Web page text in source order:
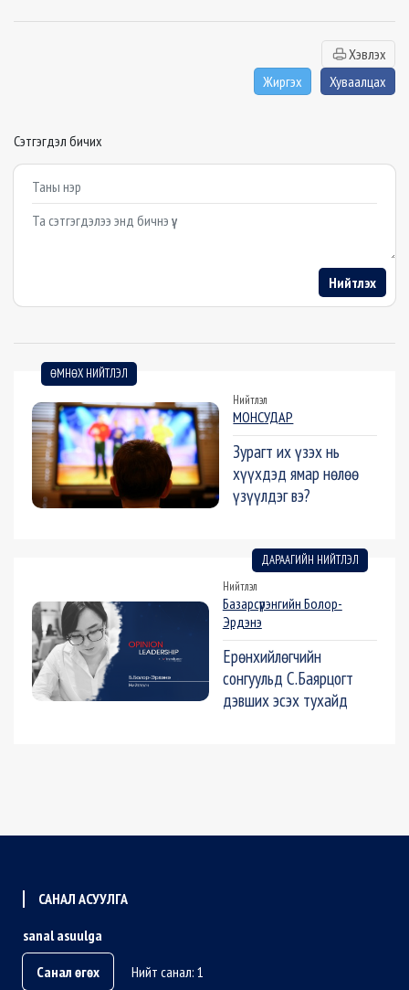
Хэвлэх
Жиргэх
Хуваалцах
Сэтгэгдэл бичих
Example textarea
Нийтлэх
ӨМНӨХ НИЙТЛЭЛ
Нийтлэл
МОНСУДАР
Зурагт их үзэх нь
хүүхдэд ямар нөлөө
үзүүлдэг вэ?
ДАРААГИЙН НИЙТЛЭЛ
Нийтлэл
Базарсүрэнгийн Болор-
Эрдэнэ
Ерөнхийлөгчийн
сонгуульд С.Баярцогт
дэвших эсэх тухайд
САНАЛ АСУУЛГА
sanal asuulga
Санал өгөх
Нийт санал: 1